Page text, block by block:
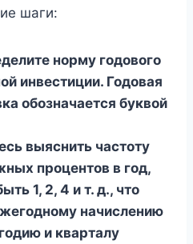
шаги:
норму годового
инвестиции. Годовая
обозначается буквой
выяснить частоту
процентов в год,
1, 2, 4 и т. д., что
начислению
и кварталу